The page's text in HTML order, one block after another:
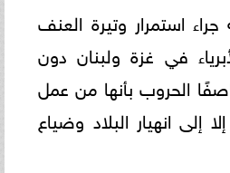
استمرار وتيرة العنف
في غزة ولبنان دون
الحروب بأنها من عمل
إلى انهيار البلاد وضياع